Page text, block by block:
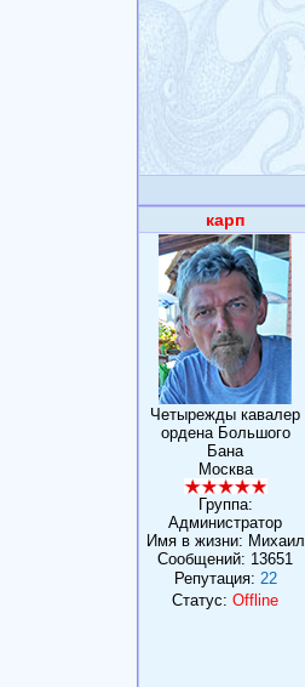
карп
Четырежды кавалер
ордена Большого
Бана
Москва
Группа:
Администратор
Имя в жизни: Михаил
Сообщений: 13651
Репутация: 22
Статус: Offline